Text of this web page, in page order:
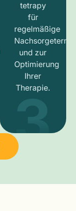
tetrapy
für
regelmäßige
und zur
Optimierung
Ihrer
Therapie.
3